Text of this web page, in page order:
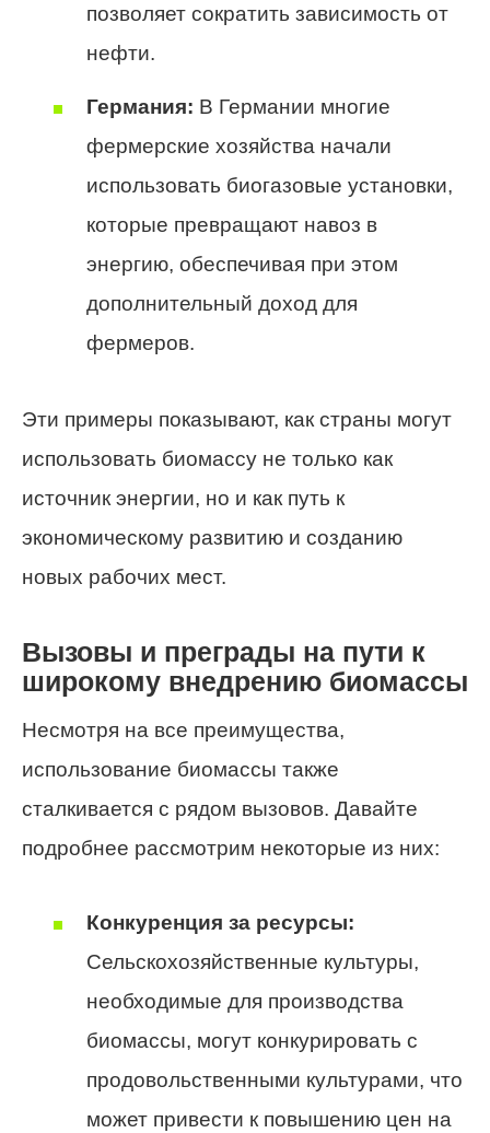
позволяет сократить зависимость от
нефти.
Германия: В Германии многие
фермерские хозяйства начали
использовать биогазовые установки,
которые превращают навоз в
энергию, обеспечивая при этом
дополнительный доход для
фермеров.
Эти примеры показывают, как страны могут
использовать биомассу не только как
источник энергии, но и как путь к
экономическому развитию и созданию
новых рабочих мест.
Вызовы и преграды на пути к
широкому внедрению биомассы
Несмотря на все преимущества,
использование биомассы также
сталкивается с рядом вызовов. Давайте
подробнее рассмотрим некоторые из них:
Конкуренция за ресурсы:
Сельскохозяйственные культуры,
необходимые для производства
биомассы, могут конкурировать с
продовольственными культурами, что
может привести к повышению цен на